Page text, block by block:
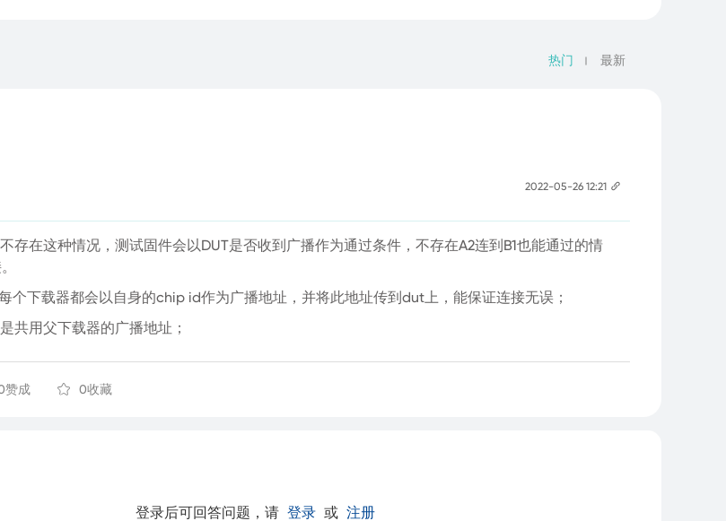
热门 最新
2022-05-26 12:21
存在这种情况，测试固件会以DUT是否收到广播作为通过条件，不存在A2连到B1也能通过的情
个下载器都会以自身的chip id作为广播地址，并将此地址传到dut上，能保证连接无误；
共用父下载器的广播地址；
赞成 0收藏
登录后可回答问题，请 登录 或 注册